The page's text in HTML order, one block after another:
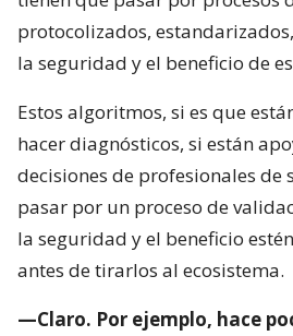
protocolizados,
la seguridad y el beneficio de
Estos algoritmos, si es que
hacer diagnósticos, si están
decisiones de profesionales de
pasar por un proceso de
la seguridad y el beneficio
antes de tirarlos al ecosistema.
—Claro. Por ejemplo, hace